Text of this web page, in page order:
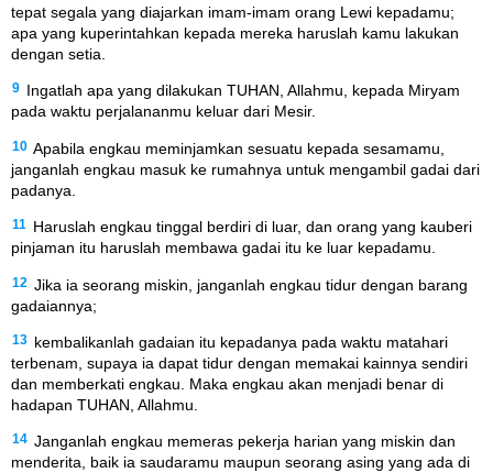
tepat segala yang diajarkan imam-imam orang Lewi kepadamu;
apa yang kuperintahkan kepada mereka haruslah kamu lakukan
dengan setia.
9 Ingatlah apa yang dilakukan TUHAN, Allahmu, kepada Miryam
pada waktu perjalananmu keluar dari Mesir.
10 Apabila engkau meminjamkan sesuatu kepada sesamamu,
janganlah engkau masuk ke rumahnya untuk mengambil gadai dari
padanya.
11
Haruslah engkau tinggal berdiri di luar, dan orang yang kauberi
pinjaman itu haruslah membawa gadai itu ke luar kepadamu.
12 Jika ia seorang miskin, janganlah engkau tidur dengan barang
gadaiannya;
13 kembalikanlah gadaian itu kepadanya pada waktu matahari
terbenam, supaya ia dapat tidur dengan memakai kainnya sendiri
dan memberkati engkau. Maka engkau akan menjadi benar di
hadapan TUHAN, Allahmu.
14 Janganlah engkau memeras pekerja harian yang miskin dan
menderita, baik ia saudaramu maupun seorang asing yang ada di